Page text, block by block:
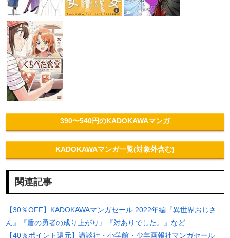
390〜540円のKADOKAWAマンガ
KADOKAWAマンガ一覧(対象外含む)
関連記事
【30％OFF】KADOKAWAマンガセール 2022年編『異世界おじさ
ん』『盾の勇者の成り上がり』『対ありでした。』など
【40％ポイント還元】講談社・小学館・少年画報社マンガセール